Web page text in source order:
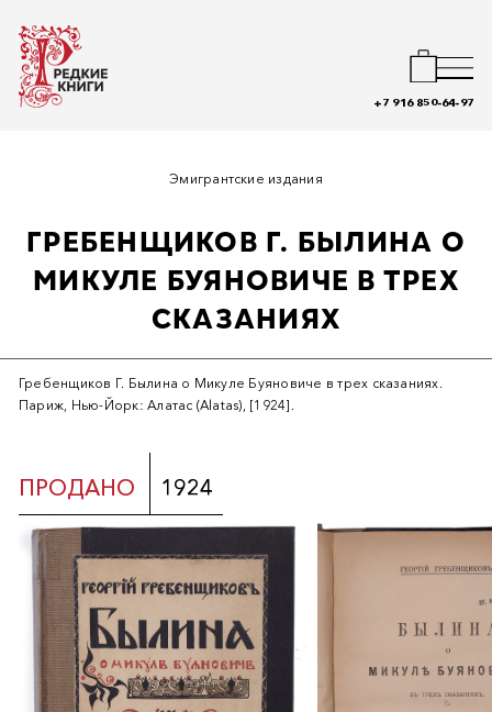
+7 916 850-64-97
Эмигрантские издания
ГРЕБЕНЩИКОВ Г. БЫЛИНА О
МИКУЛЕ БУЯНОВИЧЕ В ТРЕХ
СКАЗАНИЯХ
Гребенщиков Г. Былина о Микуле Буяновиче в трех сказаниях.
Париж, Нью-Йорк: Алатас (Alatas), [1924].
ПРОДАНО 1924